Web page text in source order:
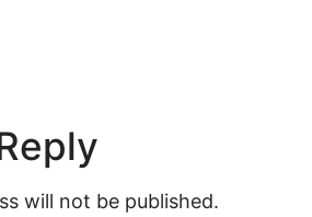
will not be published.